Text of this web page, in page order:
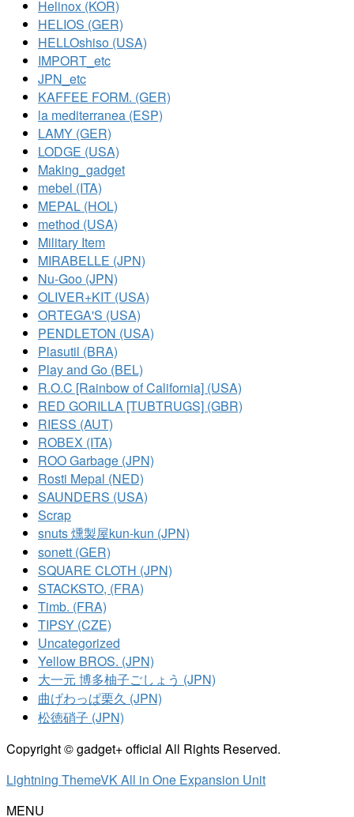
Helinox (KOR)
HELIOS (GER)
HELLOshiso (USA)
IMPORT_etc
JPN_etc
KAFFEE FORM. (GER)
la mediterranea (ESP)
LAMY (GER)
LODGE (USA)
Making_gadget
mebel (ITA)
MEPAL (HOL)
method (USA)
Military Item
MIRABELLE (JPN)
Nu-Goo (JPN)
OLIVER+KIT (USA)
ORTEGA'S (USA)
PENDLETON (USA)
Plasutil (BRA)
Play and Go (BEL)
R.O.C [Rainbow of California] (USA)
RED GORILLA [TUBTRUGS] (GBR)
RIESS (AUT)
ROBEX (ITA)
ROO Garbage (JPN)
Rosti Mepal (NED)
SAUNDERS (USA)
Scrap
snuts 燻製屋kun-kun (JPN)
sonett (GER)
SQUARE CLOTH (JPN)
STACKSTO, (FRA)
Timb. (FRA)
TIPSY (CZE)
Uncategorized
Yellow BROS. (JPN)
大一元 博多柚子ごしょう (JPN)
曲げわっぱ栗久 (JPN)
松徳硝子 (JPN)
Copyright © gadget+ official All Rights Reserved.
Lightning ThemeVK All in One Expansion Unit
MENU